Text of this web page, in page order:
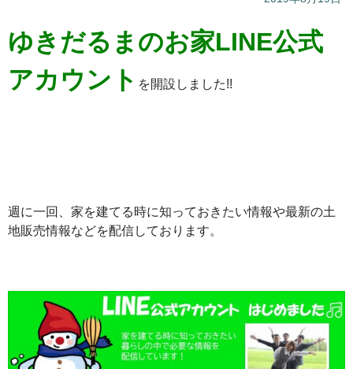
ゆきだるまのお家LINE公式
アカウント を開設しました!!
週に一回、家を建てる時に知っておきたい情報や最新の土
地販売情報などを配信しております。